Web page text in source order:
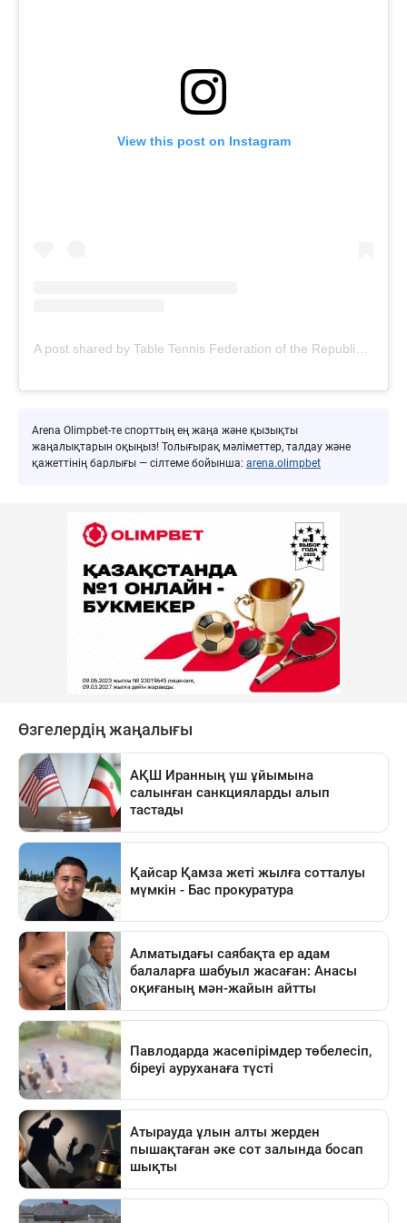
View this post on Instagram
Arena Olimpbet-те спорттың ең жаңа және қызықты
жаңалықтарын оқыңыз! Толығырақ мәліметтер, талдау және
қажеттінің барлығы — сілтеме бойынша: arena.olimpbet